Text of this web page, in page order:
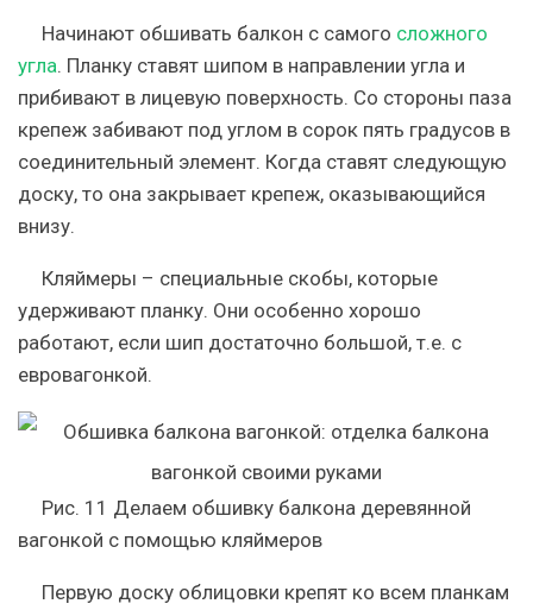
Начинают обшивать балкон с самого сложного
угла. Планку ставят шипом в направлении угла и
прибивают в лицевую поверхность. Со стороны паза
крепеж забивают под углом в сорок пять градусов в
соединительный элемент. Когда ставят следующую
доску, то она закрывает крепеж, оказывающийся
внизу.
Кляймеры – специальные скобы, которые
удерживают планку. Они особенно хорошо
работают, если шип достаточно большой, т.е. с
евровагонкой.
Рис. 11 Делаем обшивку балкона деревянной
вагонкой с помощью кляймеров
Первую доску облицовки крепят ко всем планкам